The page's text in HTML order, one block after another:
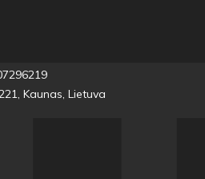
, Kaunas, Lietuva